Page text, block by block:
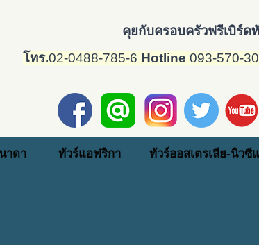
คุยกับครอบครัวฟรีเบิร์ด
โทร.02-0488-785-6 Hotline 093-570-
าดา ทัวร์แอฟริกา ทัวร์ออสเตรเลีย-นิวซี